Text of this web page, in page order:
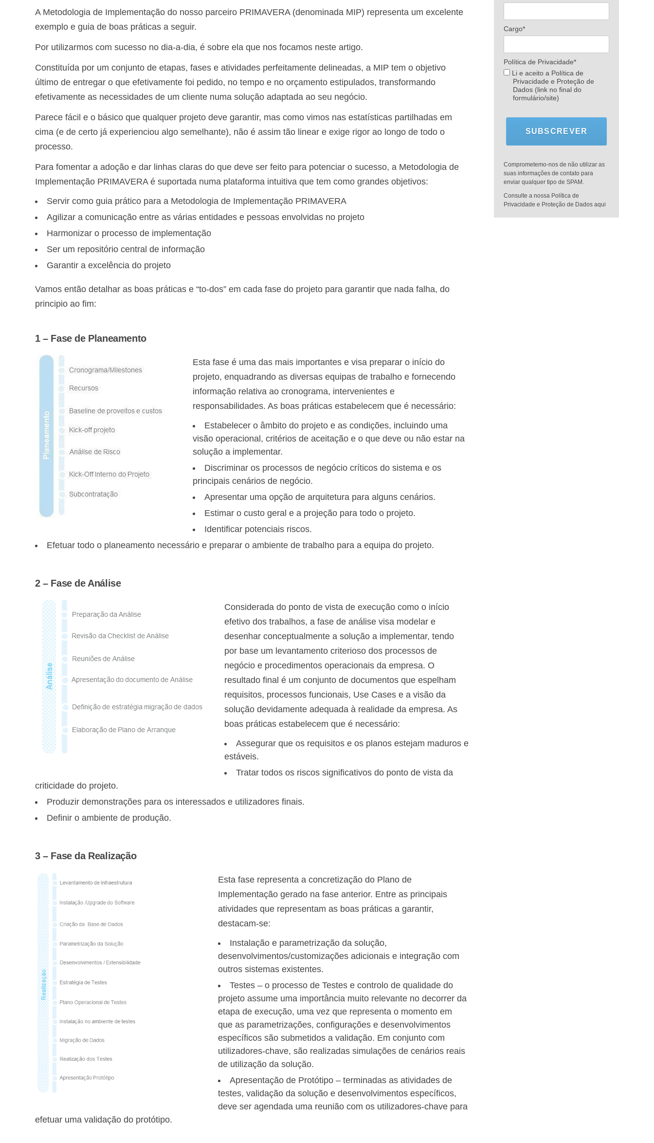
A Metodologia de Implementação do nosso parceiro PRIMAVERA (denominada MIP) representa um excelente
exemplo e guia de boas práticas a seguir.
Por utilizarmos com sucesso no dia-a-dia, é sobre ela que nos focamos neste artigo.
Constituída por um conjunto de etapas, fases e atividades perfeitamente delineadas, a MIP tem o objetivo
último de entregar o que efetivamente foi pedido, no tempo e no orçamento estipulados, transformando
efetivamente as necessidades de um cliente numa solução adaptada ao seu negócio.
Parece fácil e o básico que qualquer projeto deve garantir, mas como vimos nas estatísticas partilhadas em
cima (e de certo já experienciou algo semelhante), não é assim tão linear e exige rigor ao longo de todo o
processo.
Para fomentar a adoção e dar linhas claras do que deve ser feito para potenciar o sucesso, a Metodologia de
Implementação PRIMAVERA é suportada numa plataforma intuitiva que tem como grandes objetivos:
Servir como guia prático para a Metodologia de Implementação PRIMAVERA
Agilizar a comunicação entre as várias entidades e pessoas envolvidas no projeto
Harmonizar o processo de implementação
Ser um repositório central de informação
Garantir a excelência do projeto
Vamos então detalhar as boas práticas e “to-dos” em cada fase do projeto para garantir que nada falha, do
principio ao fim:
1 – Fase de Planeamento
Esta fase é uma das mais importantes e visa preparar o início do
projeto, enquadrando as diversas equipas de trabalho e fornecendo
informação relativa ao cronograma, intervenientes e
responsabilidades. As boas práticas estabelecem que é necessário:
Estabelecer o âmbito do projeto e as condições, incluindo uma
visão operacional, critérios de aceitação e o que deve ou não estar na
solução a implementar.
Discriminar os processos de negócio críticos do sistema e os
principais cenários de negócio.
Apresentar uma opção de arquitetura para alguns cenários.
Estimar o custo geral e a projeção para todo o projeto.
Identificar potenciais riscos.
Efetuar todo o planeamento necessário e preparar o ambiente de trabalho para a equipa do projeto.
2 – Fase de Análise
Considerada do ponto de vista de execução como o início
efetivo dos trabalhos, a fase de análise visa modelar e
desenhar conceptualmente a solução a implementar, tendo
por base um levantamento criterioso dos processos de
negócio e procedimentos operacionais da empresa. O
resultado final é um conjunto de documentos que espelham
requisitos, processos funcionais, Use Cases e a visão da
solução devidamente adequada à realidade da empresa. As
boas práticas estabelecem que é necessário:
Assegurar que os requisitos e os planos estejam maduros e
estáveis.
Tratar todos os riscos significativos do ponto de vista da
criticidade do projeto.
Produzir demonstrações para os interessados e utilizadores finais.
Definir o ambiente de produção.
3 – Fase da Realização
Esta fase representa a concretização do Plano de
Implementação gerado na fase anterior. Entre as principais
atividades que representam as boas práticas a garantir,
destacam-se:
Instalação e parametrização da solução,
desenvolvimentos/customizações adicionais e integração com
outros sistemas existentes.
Testes – o processo de Testes e controlo de qualidade do
projeto assume uma importância muito relevante no decorrer da
etapa de execução, uma vez que representa o momento em
que as parametrizações, configurações e desenvolvimentos
específicos são submetidos a validação. Em conjunto com
utilizadores-chave, são realizadas simulações de cenários reais
de utilização da solução.
Apresentação de Protótipo – terminadas as atividades de
testes, validação da solução e desenvolvimentos específicos,
deve ser agendada uma reunião com os utilizadores-chave para
efetuar uma validação do protótipo.
Cargo*
Política de Privacidade*
Li e aceito a Política de
Privacidade e Proteção de
Dados (link no final do
formulário/site)
SUBSCREVER
Comprometemo-nos de não utilizar as
suas informações de contato para
enviar qualquer tipo de SPAM.
Consulte a nossa Política de
Privacidade e Proteção de Dados aqui